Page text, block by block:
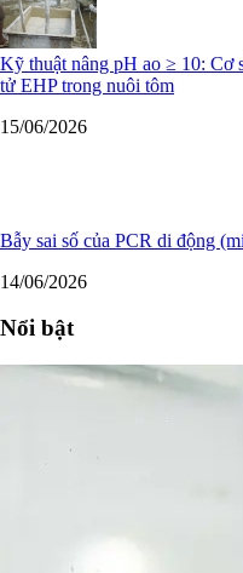
Kỹ thuật nâng pH ao ≥ 10: Cơ
tử EHP trong nuôi tôm
15/06/2026
Bẫy sai số của PCR di động
14/06/2026
Nổi bật